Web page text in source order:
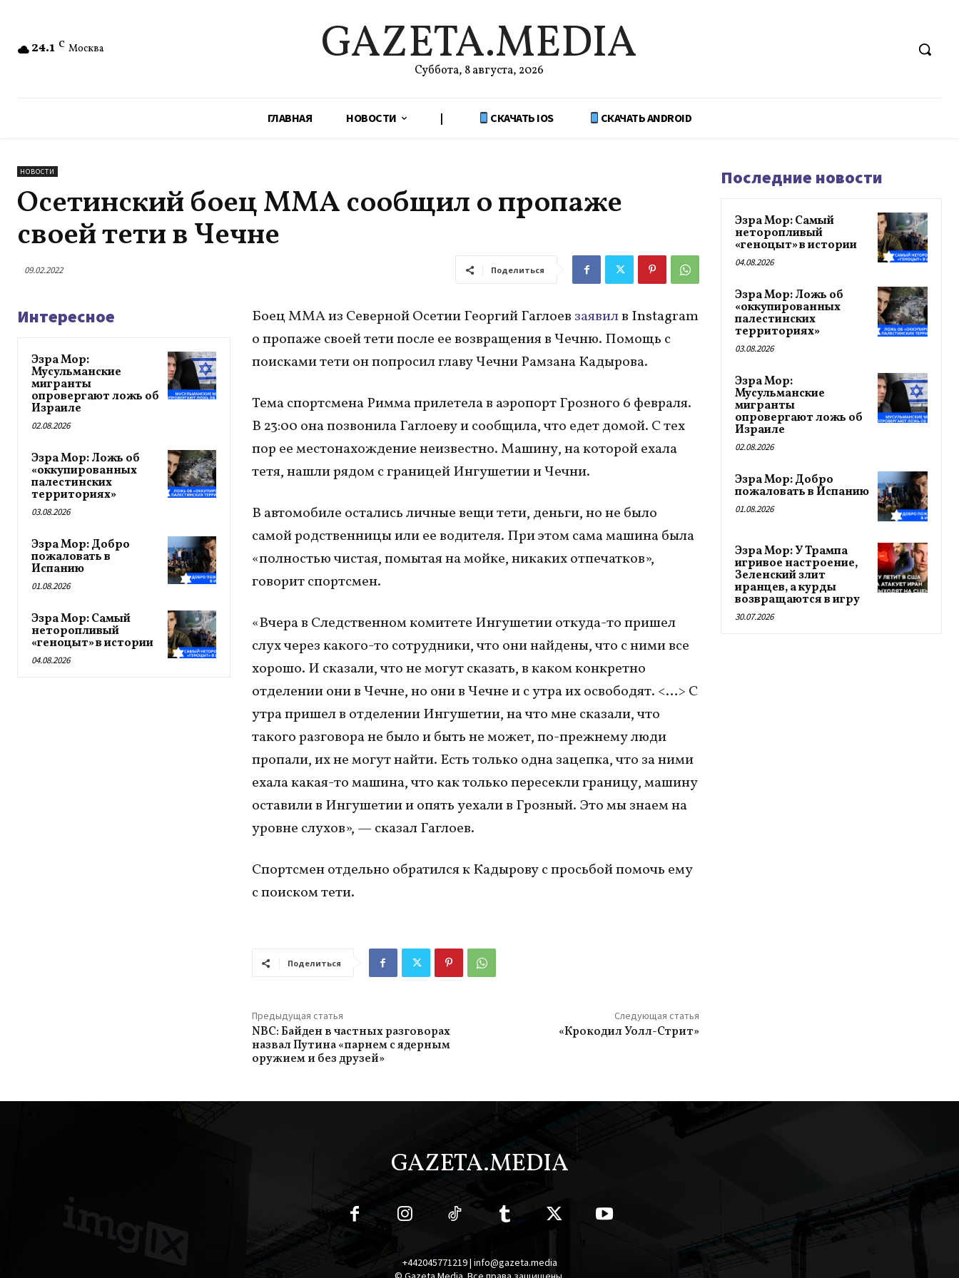
24.1 C Москва GAZETA.MEDIA
Суббота, 8 августа, 2026
ГЛАВНАЯ НОВОСТИ | СКАЧАТЬ IOS СКАЧАТЬ ANDROID
НОВОСТИ
Осетинский боец MMA сообщил о пропаже
своей тети в Чечне
09.02.2022 Поделиться
Интересное
Эзра Мор:
Мусульманские
мигранты
опровергают ложь об
Израиле
02.08.2026
Эзра Мор: Ложь об
«оккупированных
палестинских
территориях»
03.08.2026
Эзра Мор: Добро
пожаловать в
Испанию
01.08.2026
Эзра Мор: Самый
неторопливый
«геноцыт» в истории
04.08.2026
Боец ММА из Северной Осетии Георгий Гаглоев заявилв Instagram
о пропаже своей тети после ее возвращения в Чечню. Помощь с
поисками тети он попросил главу Чечни Рамзана Кадырова.
Тема спортсмена Римма прилетела в аэропорт Грозного 6 февраля.
В 23:00 она позвонила Гаглоеву и сообщила, что едет домой. С тех
пор ее местонахождение неизвестно. Машину, на которой ехала
тетя, нашли рядом с границей Ингушетии и Чечни.
В автомобиле остались личные вещи тети, деньги, но не было
самой родственницы или ее водителя. При этом сама машина была
«полностью чистая, помытая на мойке, никаких отпечатков»,
говорит спортсмен.
«Вчера в Следственном комитете Ингушетии откуда-то пришел
слух через какого-то сотрудники, что они найдены, что с ними все
хорошо. И сказали, что не могут сказать, в каком конкретно
отделении они в Чечне, но они в Чечне и с утра их освободят. <…> С
утра пришел в отделении Ингушетии, на что мне сказали, что
такого разговора не было и быть не может, по-прежнему люди
пропали, их не могут найти. Есть только одна зацепка, что за ними
ехала какая-то машина, что как только пересекли границу, машину
оставили в Ингушетии и опять уехали в Грозный. Это мы знаем на
уровне слухов», — сказал Гаглоев.
Спортсмен отдельно обратился к Кадырову с просьбой помочь ему
с поиском тети.
Поделиться
Предыдущая статья
NBC: Байден в частных разговорах
назвал Путина «парнем с ядерным
оружием и без друзей»
Следующая статья
«Крокодил Уолл-Стрит»
Последние новости
Эзра Мор: Самый
неторопливый
«геноцыт» в истории
04.08.2026
Эзра Мор: Ложь об
«оккупированных
палестинских
территориях»
03.08.2026
Эзра Мор:
Мусульманские
мигранты
опровергают ложь об
Израиле
02.08.2026
Эзра Мор: Добро
пожаловать в Испанию
01.08.2026
Эзра Мор: У Трампа
игривое настроение,
Зеленский злит
иранцев, а курды
возвращаются в игру
30.07.2026
GAZETA.MEDIA
+442045771219 | info@gazeta.media